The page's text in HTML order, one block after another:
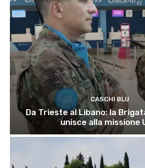
CASCHI BLU
Da Trieste al Libano: la
unisce alla missione